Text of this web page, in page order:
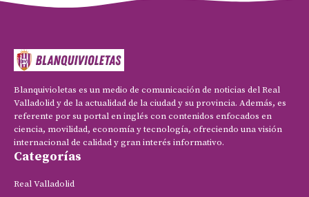
Blanquivioletas es un medio de comunicación de noticias del Real
Valladolid y de la actualidad de la ciudad y su provincia. Además, es
referente por su portal en inglés con contenidos enfocados en
ciencia, movilidad, economía y tecnología, ofreciendo una visión
internacional de calidad y gran interés informativo.
Categorías
Real Valladolid